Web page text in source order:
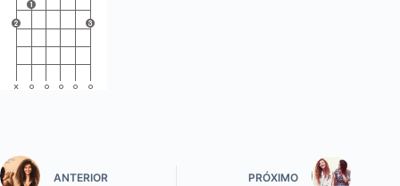
ANTERIOR PRÓXIMO